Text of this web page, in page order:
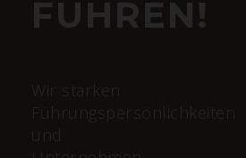
FÜHREN!
Wir stärken
Führungspersönlichkeiten
und